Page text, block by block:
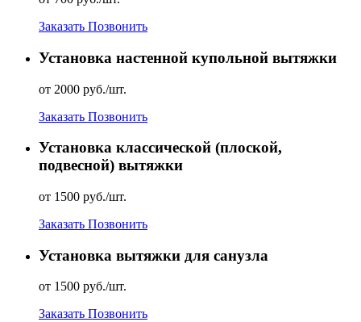
Заказать Позвонить
Установка настенной купольной вытяжки
от 2000 руб./шт.
Заказать Позвонить
Установка классической (плоской,
подвесной) вытяжки
от 1500 руб./шт.
Заказать Позвонить
Установка вытяжки для санузла
от 1500 руб./шт.
Заказать Позвонить